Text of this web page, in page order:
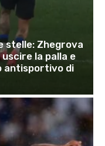
stelle: Zhegrova
la palla e
antisportivo di